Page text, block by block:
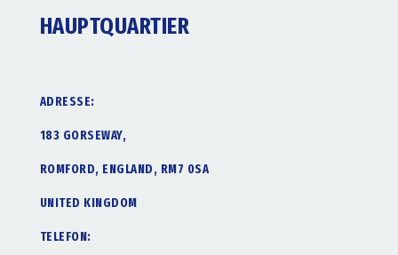
HAUPTQUARTIER
ADRESSE:
183 GORSEWAY,
ROMFORD, ENGLAND, RM7 0SA
UNITED KINGDOM
TELEFON: